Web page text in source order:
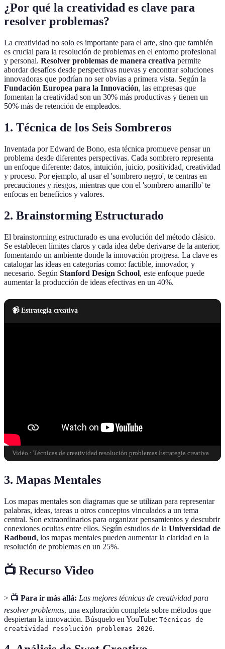
¿Por qué la creatividad es clave para
resolver problemas?
La creatividad no solo es importante para el arte, sino que también
es crucial para la resolución de problemas en el entorno profesional
y personal. Resolver problemas de manera creativa permite
abordar desafíos desde perspectivas nuevas y encontrar soluciones
innovadoras que podrían no ser obvias a primera vista. Según la
Fundación Europea para la Innovación, las empresas que
fomentan la creatividad son un 30% más productivas y tienen un
50% más de retención de empleados.
1. Técnica de los Seis Sombreros
Inventada por Edward de Bono, esta técnica promueve pensar un
problema desde diferentes perspectivas. Cada sombrero representa
un enfoque diferente: datos, intuición, juicio, positividad, creatividad
y proceso. Por ejemplo, al usar el 'sombrero negro', te centras en
precauciones y riesgos, mientras que con el 'sombrero amarillo' te
enfocas en beneficios y valores.
2. Brainstorming Estructurado
El brainstorming estructurado es una evolución del método clásico.
Se establecen límites claros y cada idea debe derivarse de la anterior,
fomentando un ambiente donde la innovación progresa. La clave es
catalogar las ideas en categorías como: factible, innovador, y
necesario. Según Stanford Design School, este enfoque puede
aumentar la producción de ideas efectivas en un 40%.
📹 Estrategia creativa
Vidéo : Técnicas de creatividad resolución problemas Estrategia creativa
3. Mapas Mentales
Los mapas mentales son diagramas que se utilizan para representar
palabras, ideas, tareas u otros conceptos vinculados a un tema
central. Son extraordinarios para organizar pensamientos y descubrir
conexiones ocultas entre ellos. Según estudios de la Universidad de
Radboud, los mapas mentales pueden aumentar la claridad en la
resolución de problemas en un 25%.
📺 Recurso Video
> 📺 Para ir más allá: Las mejores técnicas de creatividad para
resolver problemas, una exploración completa sobre métodos que
despiertan la innovación. Búsquelo en YouTube: Técnicas de
creatividad resolución problemas 2026.